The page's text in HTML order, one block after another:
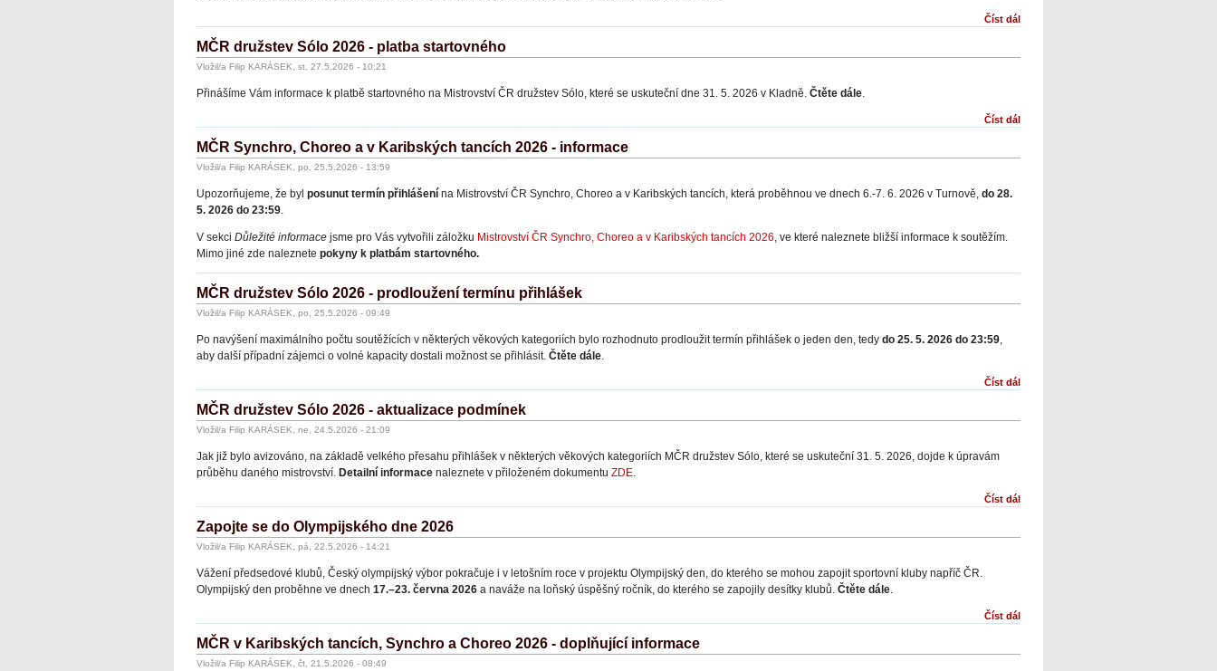
Číst dál
MČR družstev Sólo 2026 - platba startovného
Vložil/a Filip KARÁSEK, st, 27.5.2026 - 10:21
Přinášíme Vám informace k platbě startovného na Mistrovství ČR družstev Sólo, které se uskuteční dne 31. 5. 2026 v Kladně. Čtěte dále.
Číst dál
MČR Synchro, Choreo a v Karibských tancích 2026 - informace
Vložil/a Filip KARÁSEK, po, 25.5.2026 - 13:59
Upozorňujeme, že byl posunut termín přihlášení na Mistrovství ČR Synchro, Choreo a v Karibských tancích, která proběhnou ve dnech 6.-7. 6. 2026 v Turnově, do 28.
5. 2026 do 23:59.
V sekci Důležité informace jsme pro Vás vytvořili záložku Mistrovství ČR Synchro, Choreo a v Karibských tancích 2026, ve které naleznete bližší informace k soutěžím.
Mimo jiné zde naleznete pokyny k platbám startovného.
MČR družstev Sólo 2026 - prodloužení termínu přihlášek
Vložil/a Filip KARÁSEK, po, 25.5.2026 - 09:49
Po navýšení maximálního počtu soutěžících v některých věkových kategoriích bylo rozhodnuto prodloužit termín přihlášek o jeden den, tedy do 25. 5. 2026 do 23:59,
aby další případní zájemci o volné kapacity dostali možnost se přihlásit. Čtěte dále.
Číst dál
MČR družstev Sólo 2026 - aktualizace podmínek
Vložil/a Filip KARÁSEK, ne, 24.5.2026 - 21:09
Jak již bylo avizováno, na základě velkého přesahu přihlášek v některých věkových kategoriích MČR družstev Sólo, které se uskuteční 31. 5. 2026, dojde k úpravám
průběhu daného mistrovství. Detailní informace naleznete v přiloženém dokumentu ZDE.
Číst dál
Zapojte se do Olympijského dne 2026
Vložil/a Filip KARÁSEK, pá, 22.5.2026 - 14:21
Vážení předsedové klubů, Český olympijský výbor pokračuje i v letošním roce v projektu Olympijský den, do kterého se mohou zapojit sportovní kluby napříč ČR.
Olympijský den proběhne ve dnech 17.–23. června 2026 a naváže na loňský úspěšný ročník, do kterého se zapojily desítky klubů. Čtěte dále.
Číst dál
MČR v Karibských tancích, Synchro a Choreo 2026 - doplňující informace
Vložil/a Filip KARÁSEK, čt, 21.5.2026 - 08:49